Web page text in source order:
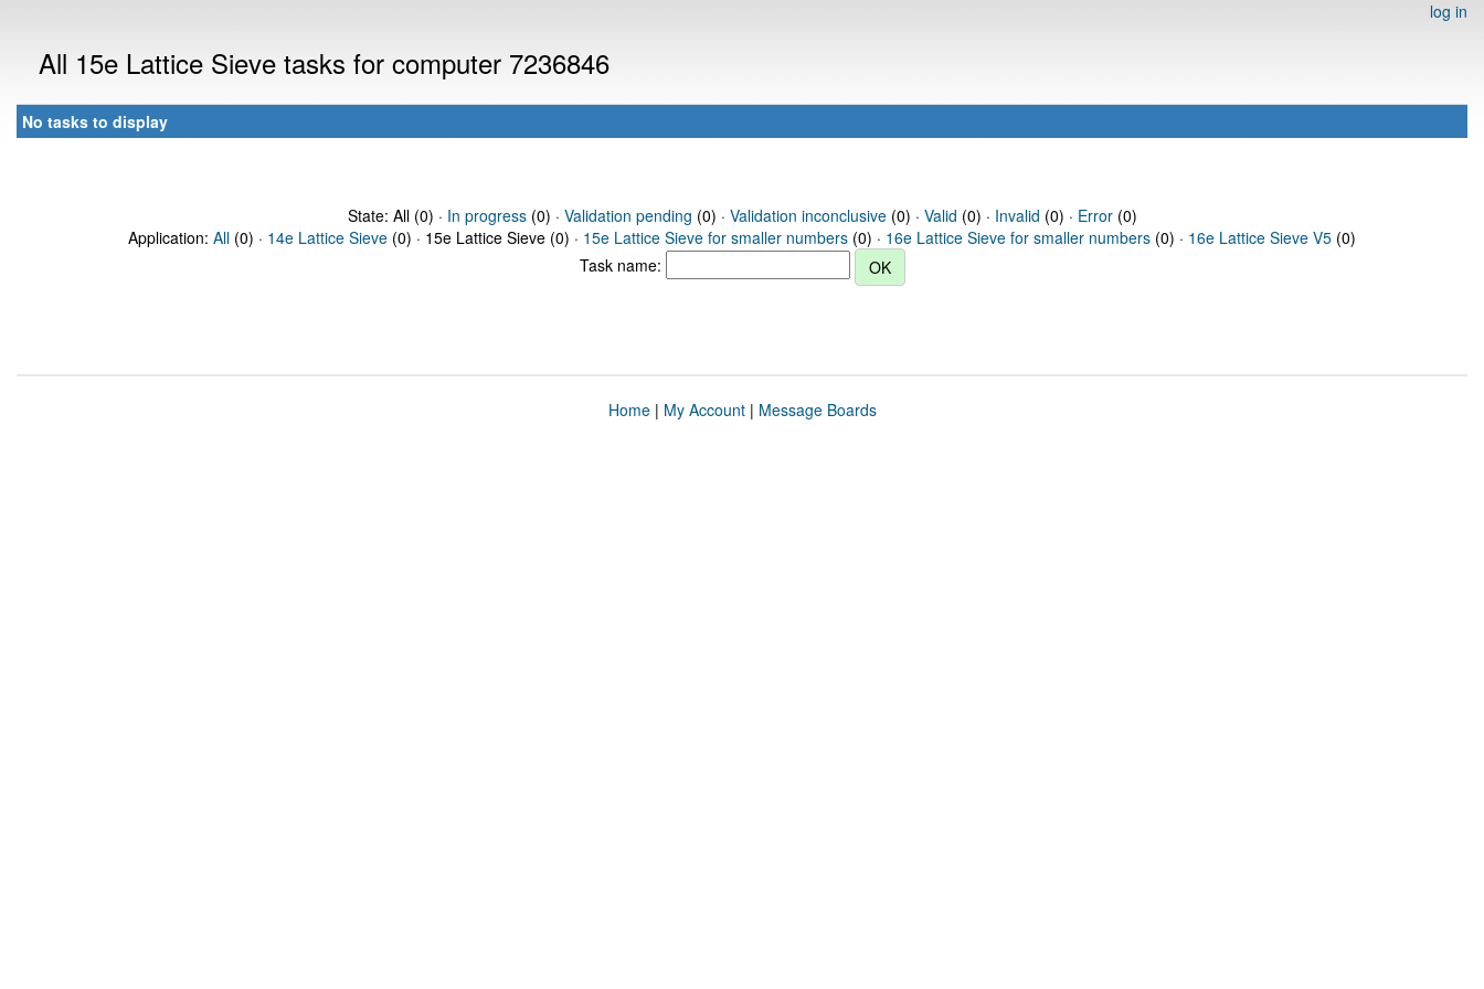
log in
All 15e Lattice Sieve tasks for computer 7236846
No tasks to display
State: All (0) · In progress(0) · Validation pending (0) · Validation inconclusive(0) · Valid (0) · Invalid (0) · Error(0)
Application: All (0) · 14e Lattice Sieve (0) · 15e Lattice Sieve (0) · 15e Lattice Sieve for smaller numbers (0) · 16e Lattice Sieve for smaller numbers (0) · 16e Lattice Sieve V5 (0)
Task name:
Home| My Account| Message Boards